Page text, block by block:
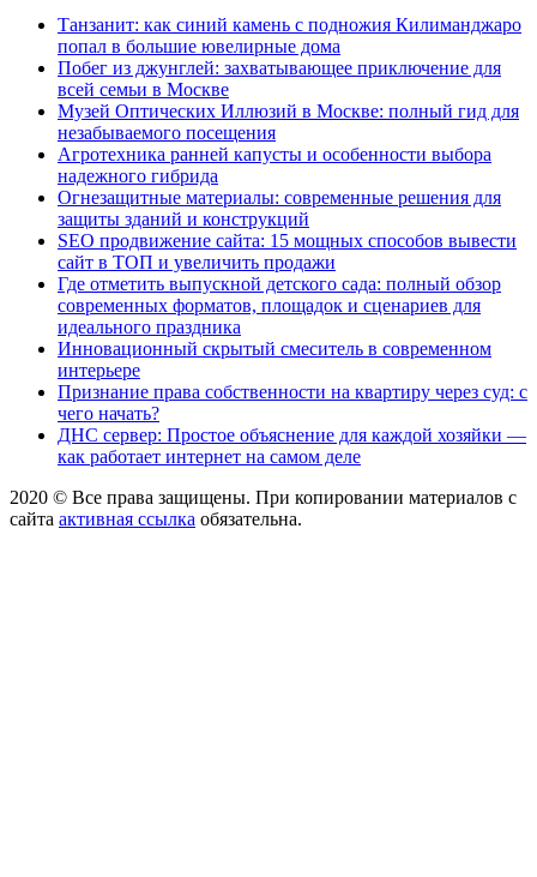
Танзанит: как синий камень с подножия Килиманджаро
попал в большие ювелирные дома
Побег из джунглей: захватывающее приключение для
всей семьи в Москве
Музей Оптических Иллюзий в Москве: полный гид для
незабываемого посещения
Агротехника ранней капусты и особенности выбора
надежного гибрида
Огнезащитные материалы: современные решения для
защиты зданий и конструкций
SEO продвижение сайта: 15 мощных способов вывести
сайт в ТОП и увеличить продажи
Где отметить выпускной детского сада: полный обзор
современных форматов, площадок и сценариев для
идеального праздника
Инновационный скрытый смеситель в современном
интерьере
Признание права собственности на квартиру через суд: с
чего начать?
ДНС сервер: Простое объяснение для каждой хозяйки —
как работает интернет на самом деле
2020 © Все права защищены. При копировании материалов с
сайта активная ссылка обязательна.